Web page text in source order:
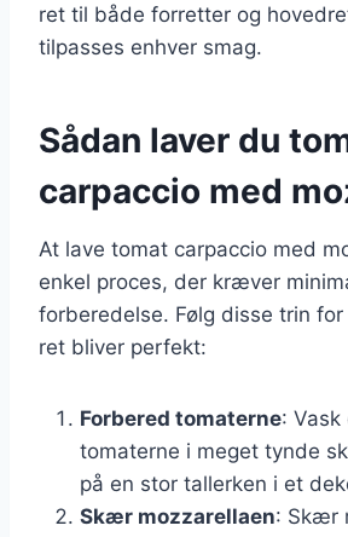
ret til både forretter og
tilpasses enhver smag.
Sådan laver du
carpaccio med
At lave tomat carpaccio med
enkel proces, der kræver
forberedelse. Følg disse trin
ret bliver perfekt:
Forbered tomaterne:
tomaterne i meget tynde
på en stor tallerken i et
Skær mozzarellaen: Skær